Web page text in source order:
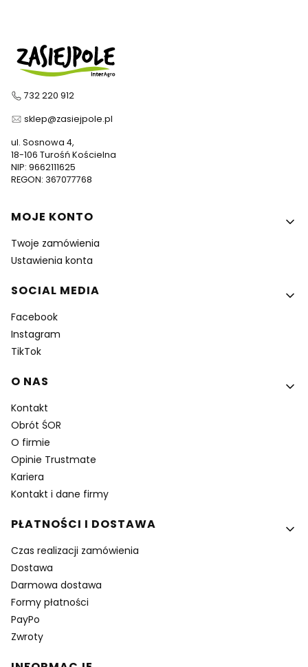
732 220 912
sklep@zasiejpole.pl
ul. Sosnowa 4,
18-106 Turośń Kościelna
NIP: 9662111625
REGON: 367077768
Linki w stopce
MOJE KONTO
Twoje zamówienia
Ustawienia konta
SOCIAL MEDIA
Facebook
Instagram
TikTok
O NAS
Kontakt
Obrót ŚOR
O firmie
Opinie Trustmate
Kariera
Kontakt i dane firmy
PŁATNOŚCI I DOSTAWA
Czas realizacji zamówienia
Dostawa
Darmowa dostawa
Formy płatności
PayPo
Zwroty